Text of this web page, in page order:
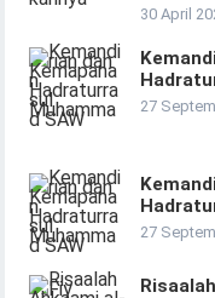
30 April
27
27